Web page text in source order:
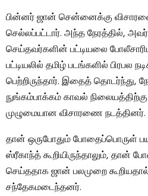
பின்னர் ஜான் சென்னைக்கு
செல்லப்பட்டார். அந்த நேரத்தில்,
செய்தவர்களின் பட்டியலை
பட்டியலில் தமிழ் படங்களில் பிரபல
பெற்றிருந்தார். இதைத் தொடர்ந்து,
நுங்கம்பாக்கம் காவல்
முழுமையான விசாரணை நடத்தினர்.
தான் ஒருபோதும் போதைப்பொருள்
ஸ்ரீகாந்த் கூறியிருந்தாலும், தான்
செய்ததாக ஜான் பலமுறை
சந்தேகமடைந்தனர்.